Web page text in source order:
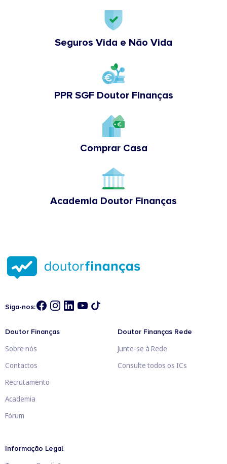
Seguros Vida e Não Vida
PPR SGF Doutor Finanças
Comprar Casa
Academia Doutor Finanças
Siga-nos:
Doutor Finanças
Sobre nós
Contactos
Recrutamento
Academia
Fórum
Doutor Finanças Rede
Junte-se à Rede
Consulte todos os ICs
Informação Legal